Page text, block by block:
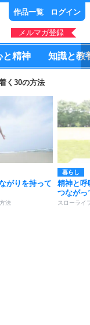
作品一覧 ログイン
メルマガ登録
と精神 知識と教
く30の方法
がりを持って
法
暮らし
精神と呼
つながっ
スローライ